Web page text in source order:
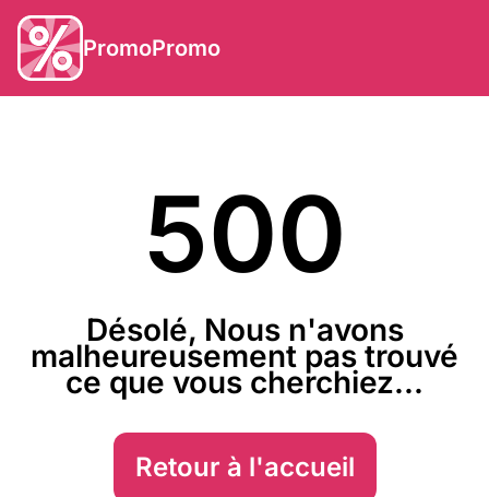
PromoPromo
500
Désolé, Nous n'avons
malheureusement pas trouvé
ce que vous cherchiez...
Retour à l'accueil